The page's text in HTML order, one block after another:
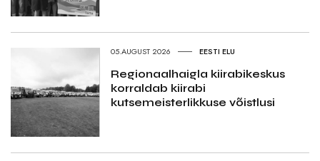
05.AUGUST 2026 EESTI ELU
Regionaalhaigla kiirabikeskus
korraldab kiirabi
kutsemeisterlikkuse võistlusi